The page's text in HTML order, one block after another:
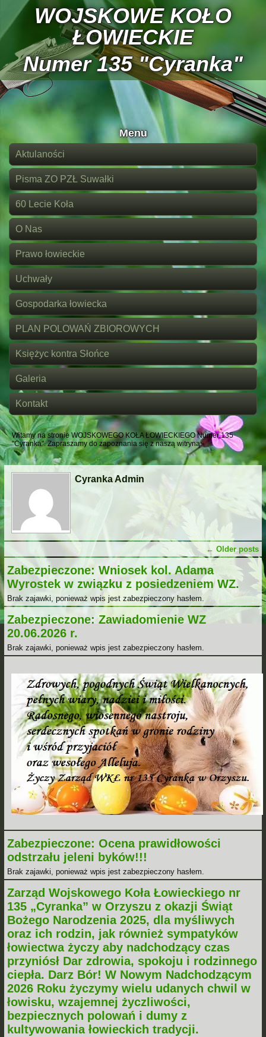
WOJSKOWE KOŁO
ŁOWIECKIE
Numer 135 "Cyranka"
Menu
Aktulaności
Pisma ZO PZŁ Suwałki
60 Lecie Koła
O Nas
Prawo łowieckie
Uchwały
Gospodarka łowiecka
PLAN POLOWAŃ ZBIOROWYCH
Księżyc kontra Słońce
Galeria
Kontakt
Witamy na stronie WOJSKOWEGO KOŁA ŁOWIECKIEGO Numer 135
"Cyranka". Zapraszamy do zapoznania się z naszą witryną.
Cyranka Admin
← Older posts
Zabezpieczone: Wniosek kol. Adama
Wyrostek w związku z posiedzeniem WZ.
Brak zajawki, ponieważ wpis jest zabezpieczony hasłem.
Zabezpieczone: Zawiadomienie WZ
20.06.2026 r.
Brak zajawki, ponieważ wpis jest zabezpieczony hasłem.
Zabezpieczone: Ocena prawidłowości
odstrzału jeleni byków!!!
Brak zajawki, ponieważ wpis jest zabezpieczony hasłem.
Zarząd Wojskowego Koła Łowieckiego nr
135 „Cyranka” w Orzyszu z okazji Świąt
Bożego Narodzenia 2025, dla myśliwych
oraz ich rodzin, jak również sympatyków
łowiectwa życzy aby nadchodzący czas
przyniósł Dar zdrowia, spokoju i rodzinnego
ciepła. Darz Bór! W Nowym Nadchodzącym
2026 Roku życzymy wielu udanych chwil w
łowisku, wzajemnej życzliwości,
bezpiecznych polowań i dumy z
kultywowania łowieckich tradycji.